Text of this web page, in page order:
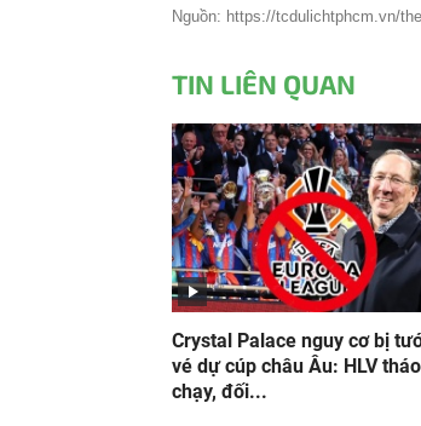
Nguồn: https://tcdulichtphcm.vn/
TIN LIÊN QUAN
Crystal Palace nguy cơ bị
vé dự cúp châu Âu: HLV tháo
chạy, đối...